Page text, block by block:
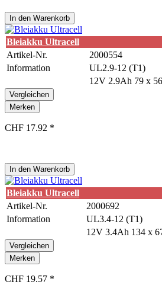
In den Warenkorb
Bleiakku Ultracell
Artikel-Nr.
2000554
Information
UL2.9-12 (T1)
12V 2.9Ah 79 x
Vergleichen
Merken
CHF 17.92 *
In den Warenkorb
Bleiakku Ultracell
Artikel-Nr.
2000692
Information
UL3.4-12 (T1)
12V 3.4Ah 134 x
Vergleichen
Merken
CHF 19.57 *